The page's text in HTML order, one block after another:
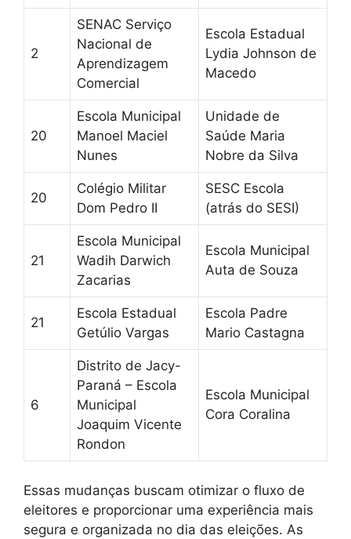
2
SENAC Serviço
Nacional de
Aprendizagem
Comercial
Escola Estadual
Lydia Johnson de
Macedo
20
Escola Municipal
Manoel Maciel
Nunes
Unidade de
Saúde Maria
Nobre da Silva
20
Colégio Militar
Dom Pedro II
SESC Escola
(atrás do SESI)
21
Escola Municipal
Wadih Darwich
Zacarias
Escola Municipal
Auta de Souza
21
Escola Estadual
Getúlio Vargas
Escola Padre
Mario Castagna
6
Distrito de Jacy-
Paraná – Escola
Municipal
Joaquim Vicente
Rondon
Escola Municipal
Cora Coralina
Essas mudanças buscam otimizar o fluxo de
eleitores e proporcionar uma experiência mais
segura e organizada no dia das eleições. As